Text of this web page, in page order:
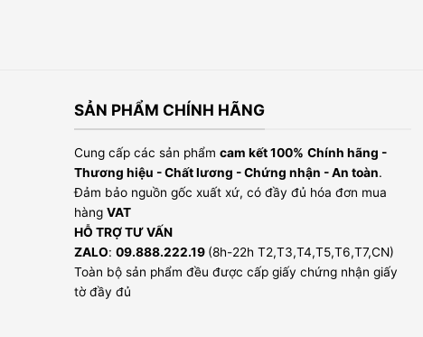
SẢN PHẨM CHÍNH HÃNG
Cung cấp các sản phẩm cam kết 100% Chính hãng -
Thương hiệu - Chất lương - Chứng nhận - An toàn.
Đảm bảo nguồn gốc xuất xứ, có đầy đủ hóa đơn mua
hàng VAT
HỖ TRỢ TƯ VẤN
ZALO: 09.888.222.19 (8h-22h T2,T3,T4,T5,T6,T7,CN)
Toàn bộ sản phẩm đều được cấp giấy chứng nhận giấy
tờ đầy đủ